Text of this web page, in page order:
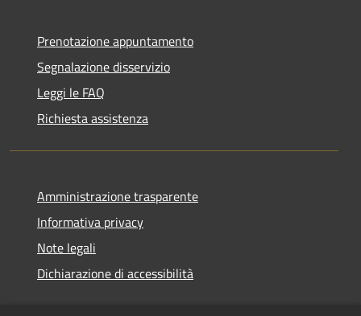
Prenotazione appuntamento
Segnalazione disservizio
Leggi le FAQ
Richiesta assistenza
Amministrazione trasparente
Informativa privacy
Note legali
Dichiarazione di accessibilità